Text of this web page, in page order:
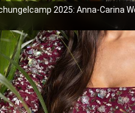
2025: Anna-Carina